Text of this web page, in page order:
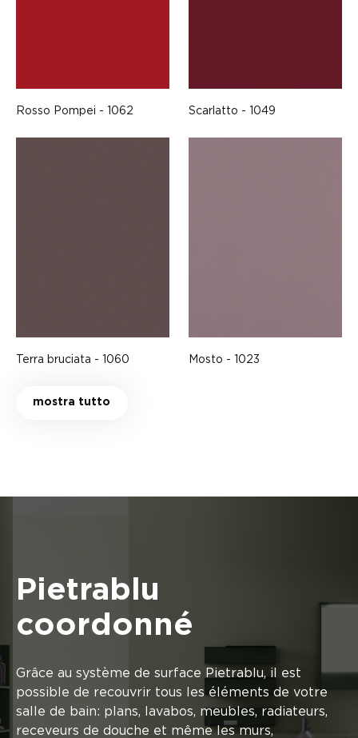
Rosso Pompei - 1062 Scarlatto - 1049
Terra bruciata - 1060 Mosto - 1023
mostra tutto
Pietrablu
coordonné
Grâce au système de surface Pietrablu, il est
possible de recouvrir tous les éléments de votre
salle de bain: plans, lavabos, meubles, radiateurs,
receveurs de douche et même les murs,